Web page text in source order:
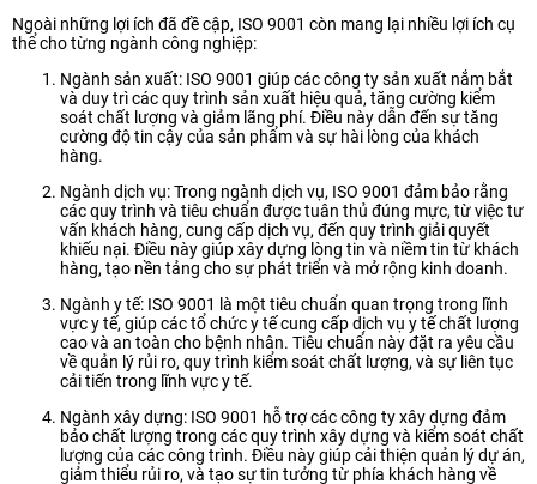
Ngoài những lợi ích đã đề cập, ISO 9001 còn mang lại nhiều lợi ích cụ
thể cho từng ngành công nghiệp:
Ngành sản xuất: ISO 9001 giúp các công ty sản xuất nắm bắt
và duy trì các quy trình sản xuất hiệu quả, tăng cường kiểm
soát chất lượng và giảm lãng phí. Điều này dẫn đến sự tăng
cường độ tin cậy của sản phẩm và sự hài lòng của khách
hàng.
Ngành dịch vụ: Trong ngành dịch vụ, ISO 9001 đảm bảo rằng
các quy trình và tiêu chuẩn được tuân thủ đúng mực, từ việc tư
vấn khách hàng, cung cấp dịch vụ, đến quy trình giải quyết
khiếu nại. Điều này giúp xây dựng lòng tin và niềm tin từ khách
hàng, tạo nền tảng cho sự phát triển và mở rộng kinh doanh.
Ngành y tế: ISO 9001 là một tiêu chuẩn quan trọng trong lĩnh
vực y tế, giúp các tổ chức y tế cung cấp dịch vụ y tế chất lượng
cao và an toàn cho bệnh nhân. Tiêu chuẩn này đặt ra yêu cầu
về quản lý rủi ro, quy trình kiểm soát chất lượng, và sự liên tục
cải tiến trong lĩnh vực y tế.
Ngành xây dựng: ISO 9001 hỗ trợ các công ty xây dựng đảm
bảo chất lượng trong các quy trình xây dựng và kiểm soát chất
lượng của các công trình. Điều này giúp cải thiện quản lý dự án,
giảm thiểu rủi ro, và tạo sự tin tưởng từ phía khách hàng về